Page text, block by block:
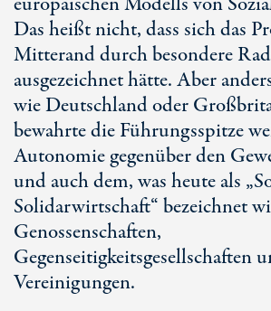
Das heißt nicht, dass sich das
Mitterand durch besondere
ausgezeichnet hätte. Aber
wie Deutschland oder
bewahrte die Führungsspitze
Autonomie gegenüber den
und auch dem, was heute als
Solidarwirtschaft“ bezeichnet
Genossenschaften,
Gegenseitigkeitsgesellschaften
Vereinigungen.